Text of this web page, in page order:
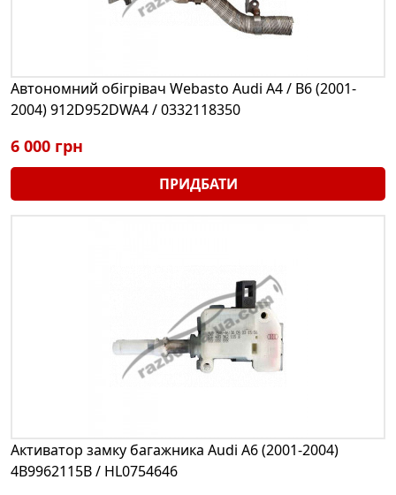
Автономний обігрівач Webasto Audi A4 / B6 (2001-
2004) 912D952DWA4 / 0332118350
6 000 грн
ПРИДБАТИ
Активатор замку багажника Audi A6 (2001-2004)
4B9962115B / HL0754646